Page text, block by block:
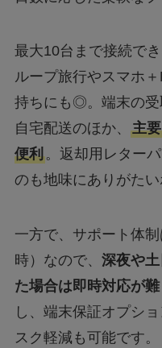
最大10台まで接続で
ループ旅行やスマホ
持ちにも◎。端末の受
自宅配送のほか、 主
便利。返却用レター
のも地味にありがたい
一方で、サポート体
時）なので、 深夜や
た場合は即時対応が
し、端末保証オプシ
スク軽減も可能です。